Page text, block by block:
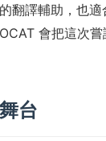
翻譯輔助，也
會把這次
台